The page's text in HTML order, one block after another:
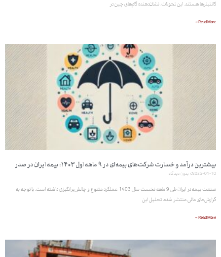
کانتینرها هستند. این تحولات، نشان‌دهنده گام‌های چین در
Read More »
بیشترین درآمد و خسارت شرکت‌های بیمه‌ای در ۹ ماهه اول ۱۴۰۳: بیمه ایران در صدر
2025-01-10 بدون دیدگاه
صنعت بیمه در ایران طی 9 ماهه نخست سال 1403 عملکرد متنوع و چالش‌برانگیزی داشته است. با توجه به
گزارش‌های مالی منتشر شده، تحلیل این
Read More »